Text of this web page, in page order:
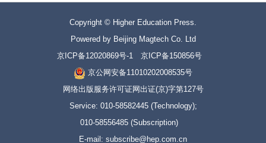
Copyright © Higher Education Press.
Powered by Beijing Magtech Co. Ltd
京ICP备12020869号-1
京ICP备150856号
京公网安备11010202008535号
网络出版服务许可证网出证(京)字第127号
Service: 010-58582445 (Technology);
010-58556485 (Subscription)
E-mail: subscribe@hep.com.cn